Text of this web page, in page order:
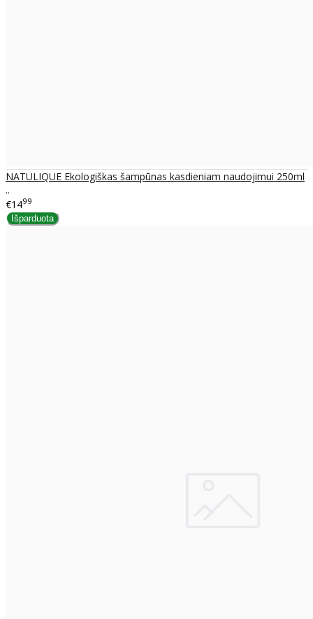
NATULIQUE Ekologiškas šampūnas kasdieniam naudojimui 250ml
..
€1499